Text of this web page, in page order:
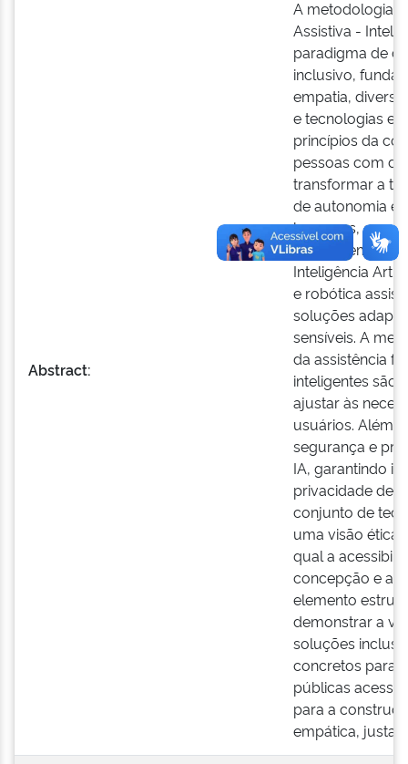
Abstract:
A metodologia
Assistiva -
paradigma de
inclusivo,
empatia,
e tecnologias
princípios da
pessoas com
transformar a
de autonomia e
humanas, em
ecossistema
Inteligência
e robótica
soluções
sensíveis. A
da assistência
inteligentes são
ajustar às
usuários. Além
segurança e
IA, garantindo
privacidade de
conjunto de
uma visão ética
qual a
concepção e a
elemento
demonstrar a
soluções
concretos para
públicas
para a
empática, justa